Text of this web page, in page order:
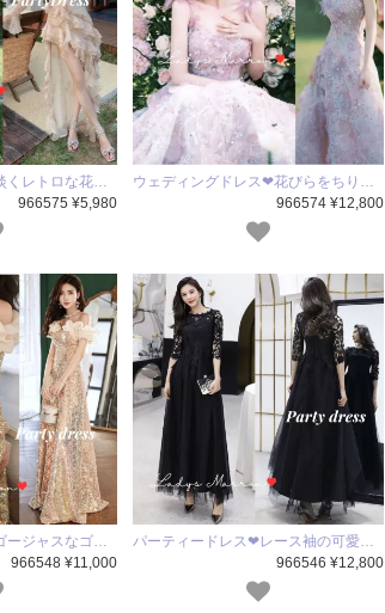
くレトロな花…
966575 ¥5,980
ウェディングドレス❤花びらをちり…
966574 ¥12,800
ージャスなゴ…
966548 ¥11,000
パーティードレス❤レース袖の可愛…
966546 ¥12,800